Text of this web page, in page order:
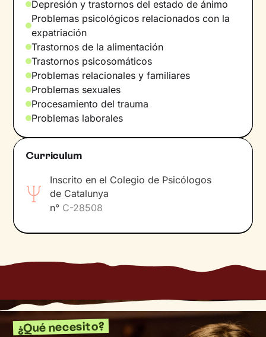
Estaré a tu lado durante todo el camino,
entrenándote con
ejercicios y técnicas
a tus necesidades y valores, y ayudándote a no
perder la motivación y la determinación. ¿La
recompensa por el trabajo realizado? El tan
deseado
bienestar
Depresión y trastornos del estado de ánimo
Problemas psicológicos relacionados con la
expatriación
Trastornos de la alimentación
Trastornos psicosomáticos
Problemas relacionales y familiares
Problemas sexuales
Procesamiento del trauma
Problemas laborales
Curriculum
Inscrito en el Colegio de Psicólogos
de Catalunya
n° C-28508
¿Qué necesito?